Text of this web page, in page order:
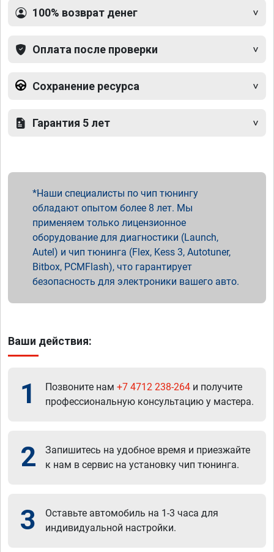
100% возврат денег
Оплата после проверки
Сохранение ресурса
Гарантия 5 лет
Наши специалисты по чип тюнингу
обладают опытом более 8 лет. Мы
применяем только лицензионное
оборудование для диагностики (Launch,
Autel) и чип тюнинга (Flex, Kess 3, Autotuner,
Bitbox, PCMFlash), что гарантирует
безопасность для электроники вашего авто.
Ваши действия:
1 Позвоните нам +7 4712 238-264 и получите
профессиональную консультацию у мастера.
2
Запишитесь на удобное время и приезжайте
к нам в сервис на установку чип тюнинга.
3
Оставьте автомобиль на 1-3 часа для
индивидуальной настройки.